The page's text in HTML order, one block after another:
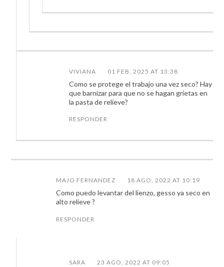
VIVIANA 01 FEB, 2025 AT 13:38
Como se protege el trabajo una vez seco? Hay
que barnizar para que no se hagan grietas en
la pasta de relieve?
RESPONDER
MAJO FERNANDEZ 18 AGO, 2022 AT 10:19
Como puedo levantar del lienzo, gesso ya seco en
alto relieve ?
RESPONDER
SARA 23 AGO, 2022 AT 09:05